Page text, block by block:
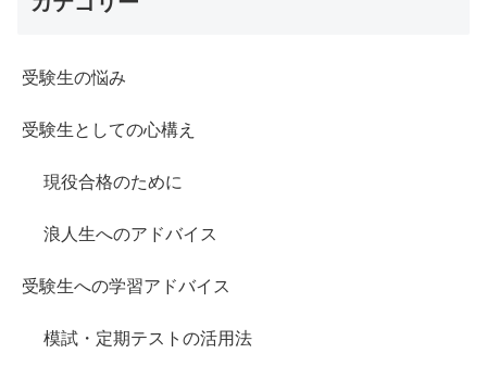
受験生の悩み
受験生としての心構え
現役合格のために
浪人生へのアドバイス
受験生への学習アドバイス
模試・定期テストの活用法